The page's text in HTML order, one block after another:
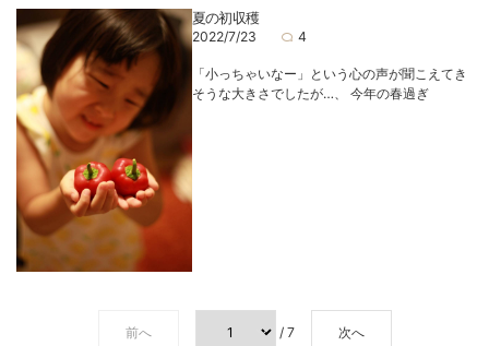
夏の初収穫
2022/7/23 4
「小っちゃいなー」という心の声が聞こえてき
そうな大きさでしたが…、 今年の春過ぎ
前へ / 7 次へ